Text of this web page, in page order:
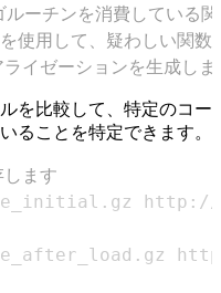
チンを消費している関
て、疑わしい関数の
イゼーションを生成し
を比較して、特定のコー
ることを特定できます。
ます
http://